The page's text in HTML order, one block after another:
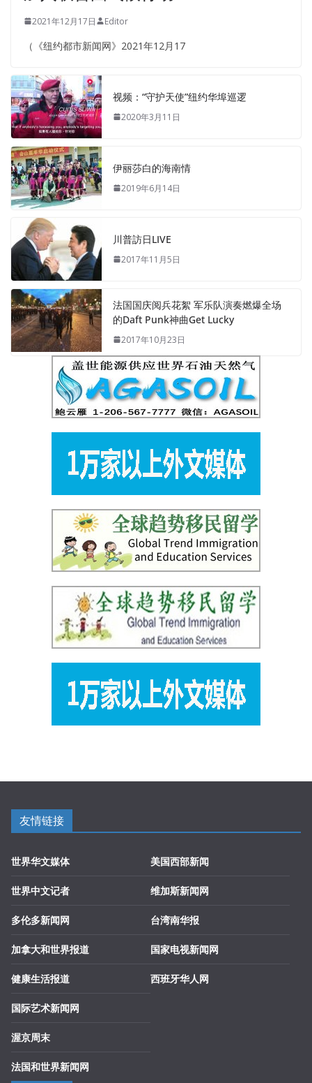
2021年12月17日 Editor
（《纽约都市新闻网》2021年12月17
视频：“守护天使”纽约华埠巡逻
2020年3月11日
伊丽莎白的海南情
2019年6月14日
川普訪日LIVE
2017年11月5日
法国国庆阅兵花絮 军乐队演奏燃爆全场
的Daft Punk神曲Get Lucky
2017年10月23日
友情链接
世界华文媒体
世界中文记者
多伦多新闻网
加拿大和世界报道
健康生活报道
国际艺术新闻网
渥京周末
法国和世界新闻网
美国西部新闻
维加斯新闻网
台湾南华报
国家电视新闻网
西班牙华人网